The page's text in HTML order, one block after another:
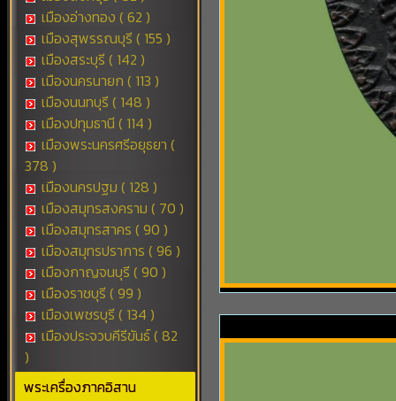
เมืองอ่างทอง ( 62 )
เมืองสุพรรณบุรี ( 155 )
เมืองสระบุรี ( 142 )
เมืองนครนายก ( 113 )
เมืองนนทบุรี ( 148 )
เมืองปทุมธานี ( 114 )
เมืองพระนครศรีอยุธยา (
378 )
เมืองนครปฐม ( 128 )
เมืองสมุทรสงคราม ( 70 )
เมืองสมุทรสาคร ( 90 )
เมืองสมุทรปราการ ( 96 )
เมืองกาญจนบุรี ( 90 )
เมืองราชบุรี ( 99 )
เมืองเพชรบุรี ( 134 )
เมืองประจวบคีรีขันธ์ ( 82
)
พระเครื่องภาคอิสาน